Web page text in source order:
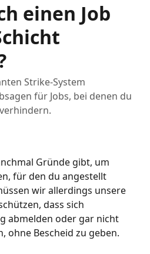
einen Job
Strike-System
für Jobs, bei denen du
Gründe gibt, um
für den du angestellt
wir allerdings unsere
dass sich
abmelden oder gar nicht
ohne Bescheid zu geben.